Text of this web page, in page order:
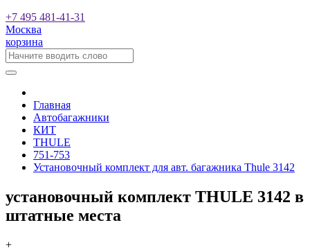
+7 495 481-41-31
Москва
корзина
Главная
Автобагажники
КИТ
THULE
751-753
Установочный комплект для авт. багажника Thule 3142
установочный комплект THULE 3142 в
штатные места
+